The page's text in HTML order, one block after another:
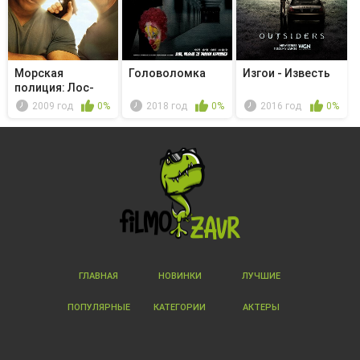
Морская
полиция: Лос-
Анджелес -
2009 год 0%
Головоломка
2018 год 0%
Изгои - Известь
2016 год 0%
ГЛАВНАЯ НОВИНКИ ЛУЧШИЕ
ПОПУЛЯРНЫЕ КАТЕГОРИИ АКТЕРЫ